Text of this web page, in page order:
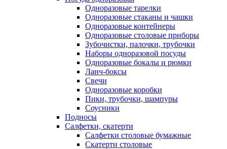
Одноразовые тарелки
Одноразовые стаканы и чашки
Одноразовые контейнеры
Одноразовые столовые приборы
Зубочистки, палочки, трубочки
Наборы одноразовой посуды
Одноразовые бокалы и рюмки
Ланч-боксы
Свечи
Одноразовые коробки
Пики, трубочки, шампуры
Соусники
Подносы
Салфетки, скатерти
Салфетки столовые бумажные
Скатерти столовые